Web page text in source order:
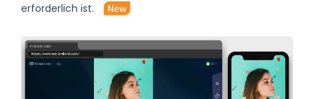
erforderlich ist.